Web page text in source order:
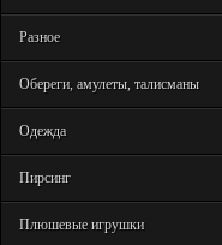
Разное
Обереги, амулеты, талисманы
Одежда
Пирсинг
Плюшевые игрушки